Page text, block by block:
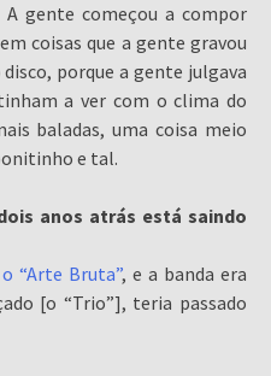
A gente começou a compor
coisas que a gente gravou
porque a gente julgava
a ver com o clima do
baladas, uma coisa meio
e tal.
anos atrás está saindo
“Arte Bruta”, e a banda era
[o “Trio”], teria passado